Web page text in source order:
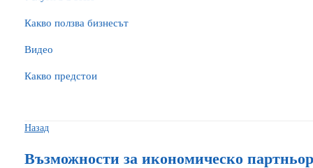
Какво ползва бизнесът
Видео
Какво предстои
Назад
Възможности за икономическо